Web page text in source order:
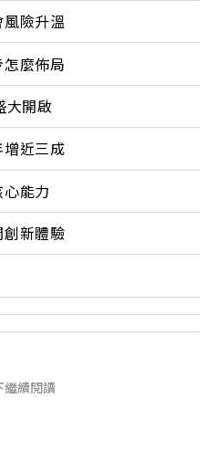
險升溫
麼佈局
大開啟
近三成
能力
新體驗
繼續閱讀